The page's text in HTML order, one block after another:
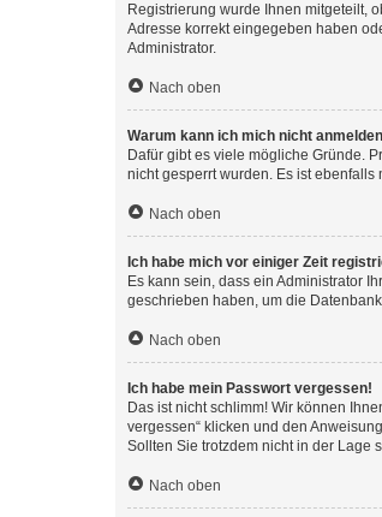
Registrierung wurde Ihnen mitgeteilt,
Adresse korrekt eingegeben haben
Administrator.
Nach oben
Warum kann ich mich nicht
Dafür gibt es viele mögliche Gründe.
nicht gesperrt wurden. Es ist
Nach oben
Ich habe mich vor einiger Zeit
Es kann sein, dass ein Administrator
geschrieben haben, um die
Nach oben
Ich habe mein Passwort vergessen!
Das ist nicht schlimm! Wir können
vergessen“ klicken und den
Sollten Sie trotzdem nicht in der Lage
Nach oben